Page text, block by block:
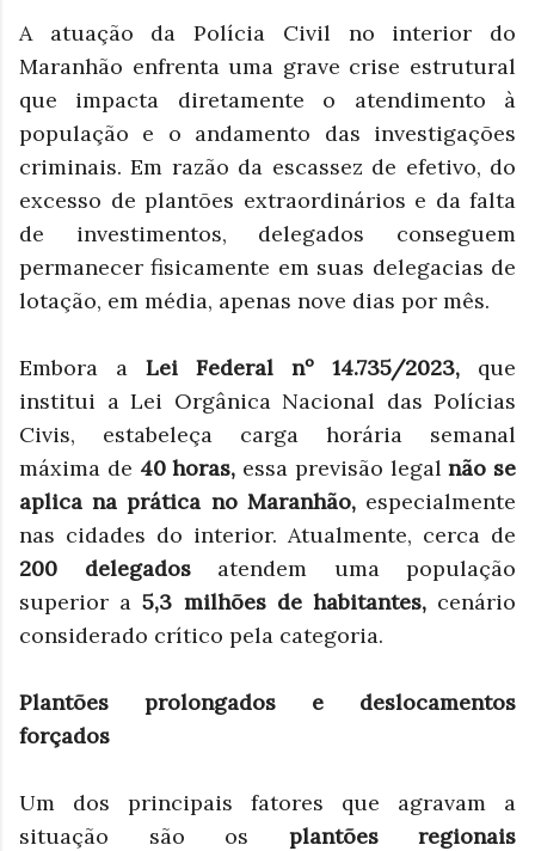
A atuação da Polícia Civil no interior do
Maranhão enfrenta uma grave crise estrutural
que impacta diretamente o atendimento à
população e o andamento das investigações
criminais. Em razão da escassez de efetivo, do
excesso de plantões extraordinários e da falta
de investimentos, delegados conseguem
permanecer fisicamente em suas delegacias de
lotação, em média, apenas nove dias por mês.
Embora a Lei Federal nº 14.735/2023, que
institui a Lei Orgânica Nacional das Polícias
Civis, estabeleça carga horária semanal
máxima de 40 horas, essa previsão legalnão se
aplica na prática no Maranhão,especialmente
nas cidades do interior. Atualmente, cerca de
200 delegadosatendem uma população
superior a5,3 milhões de habitantes,cenário
considerado crítico pela categoria.
Plantões prolongados e deslocamentos
forçados
Um dos principais fatores que agravam a
situação são os plantões regionais